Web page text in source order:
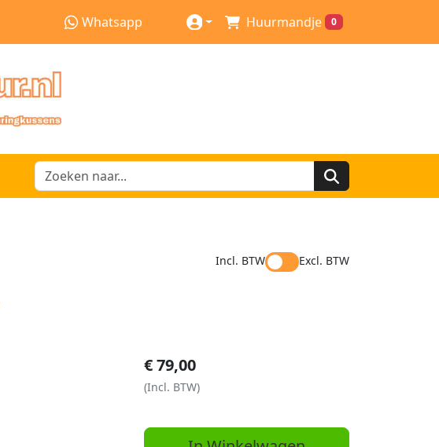
Whatsapp Huurmandje 0
Incl. BTW
Excl. BTW
€79,00
(Incl. BTW)